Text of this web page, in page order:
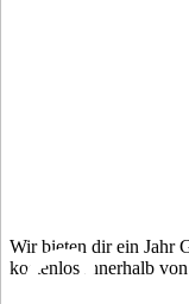
Wir bieten dir ein Jahr
kostenlos innerhalb